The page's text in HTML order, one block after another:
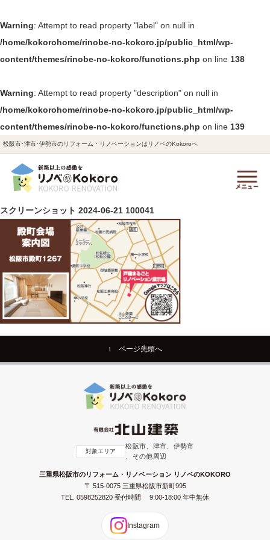
Warning: Attempt to read property "label" on null in
/home/kokorohome/rinobe-no-kokoro.jp/public_html/wp-
content/themes/rinobe-no-kokoro/functions.php on line 138
Warning: Attempt to read property "description" on null in
/home/kokorohome/rinobe-no-kokoro.jp/public_html/wp-
content/themes/rinobe-no-kokoro/functions.php on line 139
松阪市･津市･伊勢市のリフォーム・リノベーションはリノベのKokoroへ
スクリーンショット 2024-06-21 100041
↑ ページ先頭へ
対象エリア
松阪市、津市、伊勢市
、その他周辺
三重県松阪市のリフォーム・リノベーション リノベのKOKORO
〒 515-0075 三重県松阪市新町995
TEL. 0598252820 受付時間 9:00-18:00 年中無休
Instagram